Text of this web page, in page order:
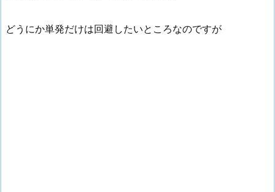
どうにか単発だけは回避したいところなのですが